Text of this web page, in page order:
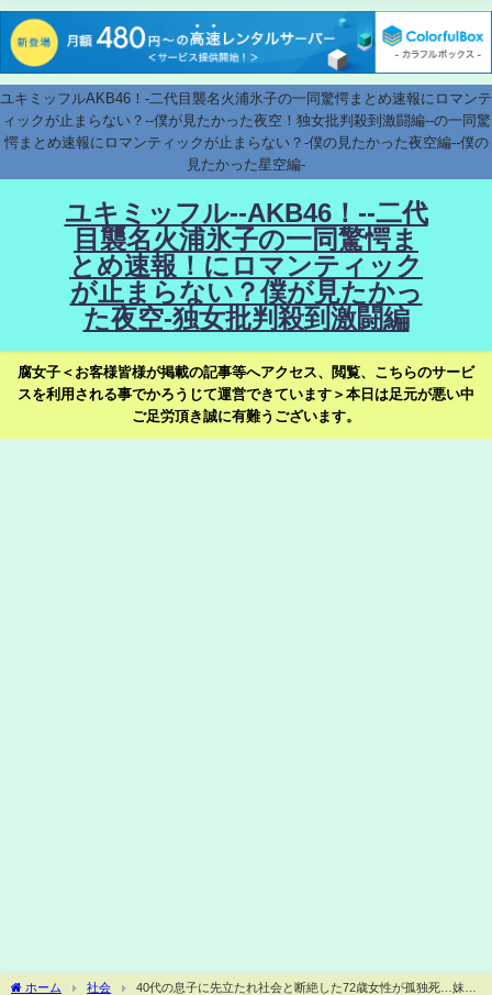
ユキミッフルAKB46！-二代目襲名火浦氷子の一同驚愕まとめ速報にロマンテ
ィックが止まらない？--僕が見たかった夜空！独女批判殺到激闘編--の一同驚
愕まとめ速報にロマンティックが止まらない？-僕の見たかった夜空編--僕の
見たかった星空編-
ユキミッフル--AKB46！--二代
目襲名火浦氷子の一同驚愕ま
とめ速報！にロマンティック
が止まらない？僕が見たかっ
た夜空-独女批判殺到激闘編
腐女子＜お客様皆様が掲載の記事等へアクセス、閲覧、こちらのサービ
スを利用される事でかろうじて運営できています＞本日は足元が悪い中
ご足労頂き誠に有難うございます。
ホーム 社会
40代の息子に先立たれ社会と断絶した72歳女性が孤独死…妹が